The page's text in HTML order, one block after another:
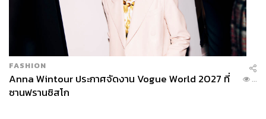
FASHION
Anna Wintour ประกาศจัดงาน Vogue World 2027 ที่
ซานฟรานซิสโก
...